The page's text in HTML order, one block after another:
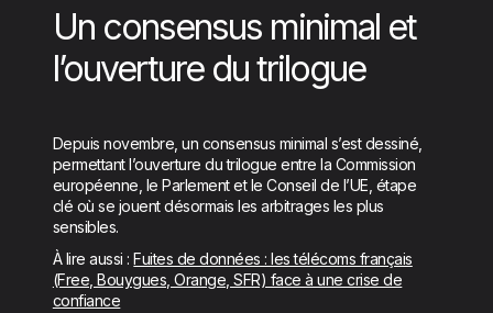
Un consensus minimal et
l’ouverture du trilogue
Depuis novembre, un consensus minimal s’est dessiné,
permettant l’ouverture du trilogue entre la Commission
européenne, le Parlement et le Conseil de l’UE, étape
clé où se jouent désormais les arbitrages les plus
sensibles.
À lire aussi :Fuites de données : les télécoms français
(Free, Bouygues, Orange, SFR) face à une crise de
confiance